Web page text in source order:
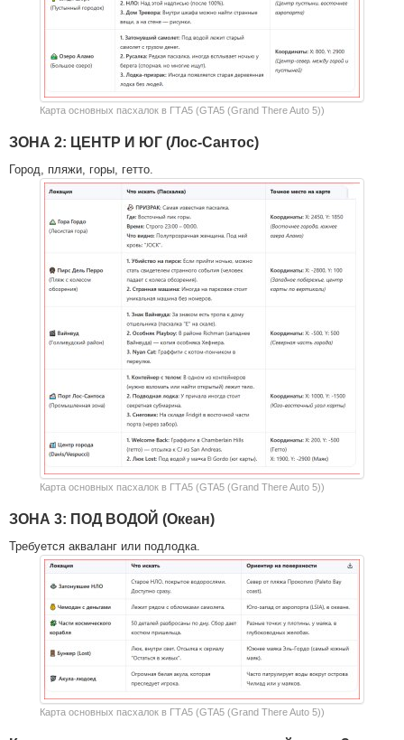
Карта основных пасхалок в ГТА5 (GTA5 (Grand There Auto 5))
ЗОНА 2: ЦЕНТР И ЮГ (Лос-Сантос)
Город, пляжи, горы, гетто.
Карта основных пасхалок в ГТА5 (GTA5 (Grand There Auto 5))
ЗОНА 3: ПОД ВОДОЙ (Океан)
Требуется акваланг или подлодка.
Карта основных пасхалок в ГТА5 (GTA5 (Grand There Auto 5))